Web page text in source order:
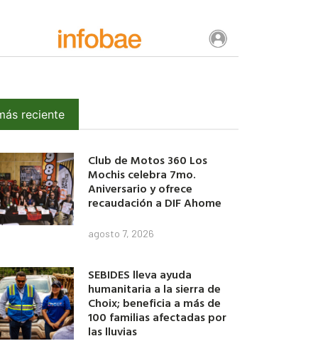
reciente
Club de Motos 360 Los
Mochis celebra 7mo.
Aniversario y ofrece
recaudación a DIF Ahome
agosto 7, 2026
SEBIDES lleva ayuda
humanitaria a la sierra de
Choix; beneficia a más de
100 familias afectadas por
las lluvias